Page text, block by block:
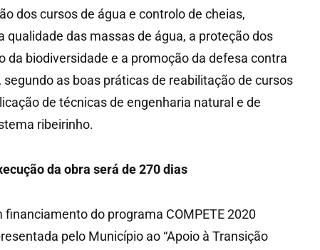
dos cursos de água e controlo de cheias,
qualidade das massas de água, a proteção dos
da biodiversidade e a promoção da defesa contra
as boas práticas de reabilitação de cursos
de técnicas de engenharia natural e de
ribeirinho.
da obra será de 270 dias
do programa COMPETE 2020
pelo Município ao “Apoio à Transição